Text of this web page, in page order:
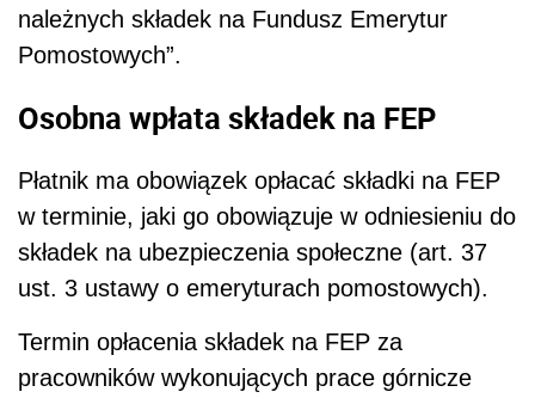
należnych składek na Fundusz Emerytur
Pomostowych”.
Osobna wpłata składek na FEP
Płatnik ma obowiązek opłacać składki na FEP
w terminie, jaki go obowiązuje w odniesieniu do
składek na ubezpieczenia społeczne (art. 37
ust. 3 ustawy o emeryturach pomostowych).
Termin opłacenia składek na FEP za
pracowników wykonujących prace górnicze